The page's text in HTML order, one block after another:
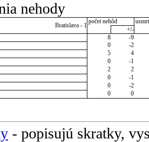
nehody
Bratislava - 1
počet nehôd
+/-
8
-9
0
-2
5
4
0
-1
2
2
0
-1
0
-2
0 0
- popisujú skratky,